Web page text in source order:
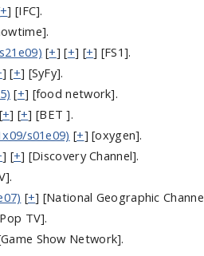
+] [IFC].
[+] [+] [+] [FS1].
] [+] [SyFy].
[+] [food network].
+] [+] [BET ].
s01e09) [+] [oxygen].
] [+] [Discovery Channel].
[+] [National Geographic
TV].
Show Network].